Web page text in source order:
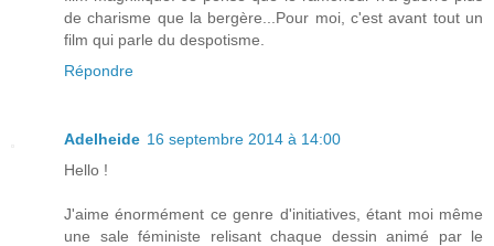
de charisme que la bergère...Pour moi, c'est avant tout un
film qui parle du despotisme.
Répondre
Adelheide 16 septembre 2014 à 14:00
Hello !
J'aime énormément ce genre d'initiatives, étant moi même
une sale féministe relisant chaque dessin animé par le